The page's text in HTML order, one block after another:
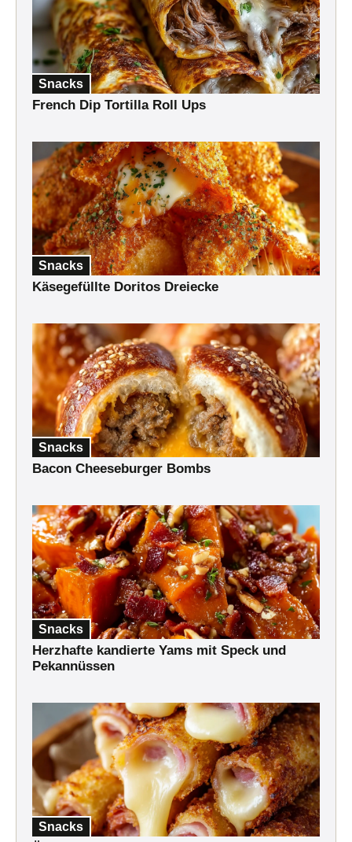
Snacks
French Dip Tortilla Roll Ups
Snacks
Käsegefüllte Doritos Dreiecke
Snacks
Bacon Cheeseburger Bombs
Snacks
Herzhafte kandierte Yams mit Speck und
Pekannüssen
Snacks